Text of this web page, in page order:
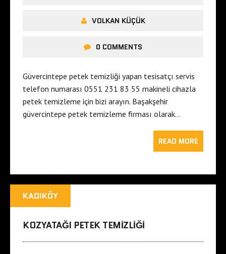
VOLKAN KÜÇÜK
0 COMMENTS
Güvercintepe petek temizliği yapan tesisatçı servis
telefon numarası 0551 231 83 55 makineli cihazla
petek temizleme için bizi arayın. Başakşehir
güvercintepe petek temizleme firması olarak…
READ MORE
KADIKÖY
KOZYATAĞI PETEK TEMIZLIĞI